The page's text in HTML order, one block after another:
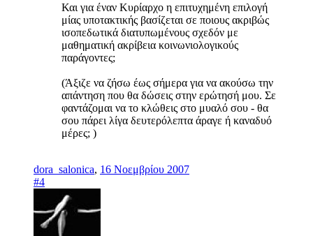
Και για έναν Κυρίαρχο η επιτυχημένη επιλογή
μίας υποτακτικής βασίζεται σε ποιους ακριβώς
ισοπεδωτικά διατυπωμένους σχεδόν με
μαθηματική ακρίβεια κοινωνιολογικούς
παράγοντες;
(Άξιζε να ζήσω έως σήμερα για να ακούσω την
απάντηση που θα δώσεις στην ερώτησή μου. Σε
φαντάζομαι να το κλώθεις στο μυαλό σου - θα
σου πάρει λίγα δευτερόλεπτα άραγε ή καναδυό
μέρες; )
dora_salonica, 16 Νοεμβρίου 2007
#4